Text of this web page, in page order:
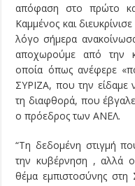
απόφαση στο πρώτο
Καμμένος και
λόγο σήμερα
αποχωρούμε από την
οποία όπως ανέφερε
ΣΥΡΙΖΑ, που την είδαμε
τη διαφθορά, που
ο πρόεδρος των ΑΝΕΛ.
“Τη δεδομένη στιγμή
την κυβέρνηση , αλλά
θέμα εμπιστοσύνης